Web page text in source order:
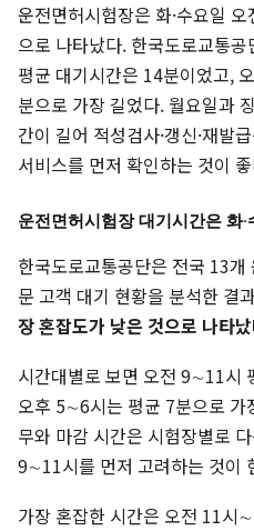
운전면허시험장은 화·수요일
으로 나타났다. 한국도로교통
평균 대기시간은 14분이었고,
분으로 가장 길었다. 월요일과
간이 길어 적성검사·갱신·재발
서비스를 먼저 확인하는 것이
운전면허시험장 대기시간은 화
한국도로교통공단은 전국 13
문 고객 대기 현황을 분석한 결
장 혼잡도가 낮은 것으로 나타
시간대별로 보면 오전 9∼11시
오후 5∼6시는 평균 7분으로 가
무와 마감 시간은 시험장별로
9∼11시를 먼저 고려하는 것이
가장 혼잡한 시간은 오전 11시